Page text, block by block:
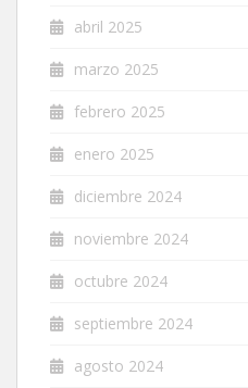
abril 2025
marzo 2025
febrero 2025
enero 2025
diciembre 2024
noviembre 2024
octubre 2024
septiembre 2024
agosto 2024